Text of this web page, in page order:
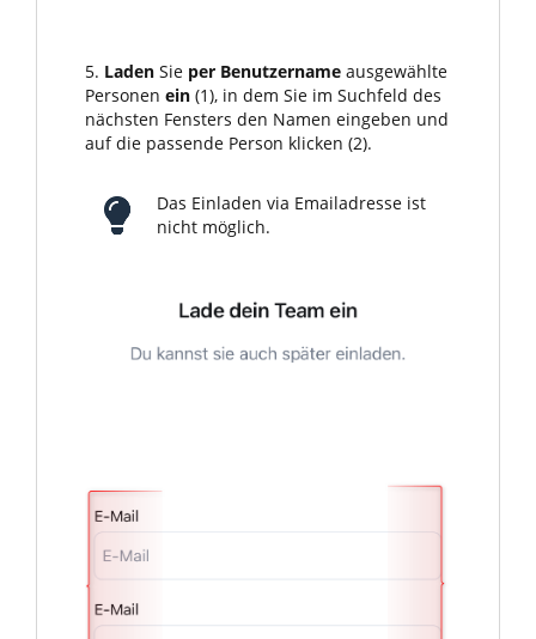
5. Laden Sie per Benutzername ausgewählte
Personen ein (1), in dem Sie im Suchfeld des
nächsten Fensters den Namen eingeben und
auf die passende Person klicken (2).
Das Einladen via Emailadresse ist
nicht möglich.